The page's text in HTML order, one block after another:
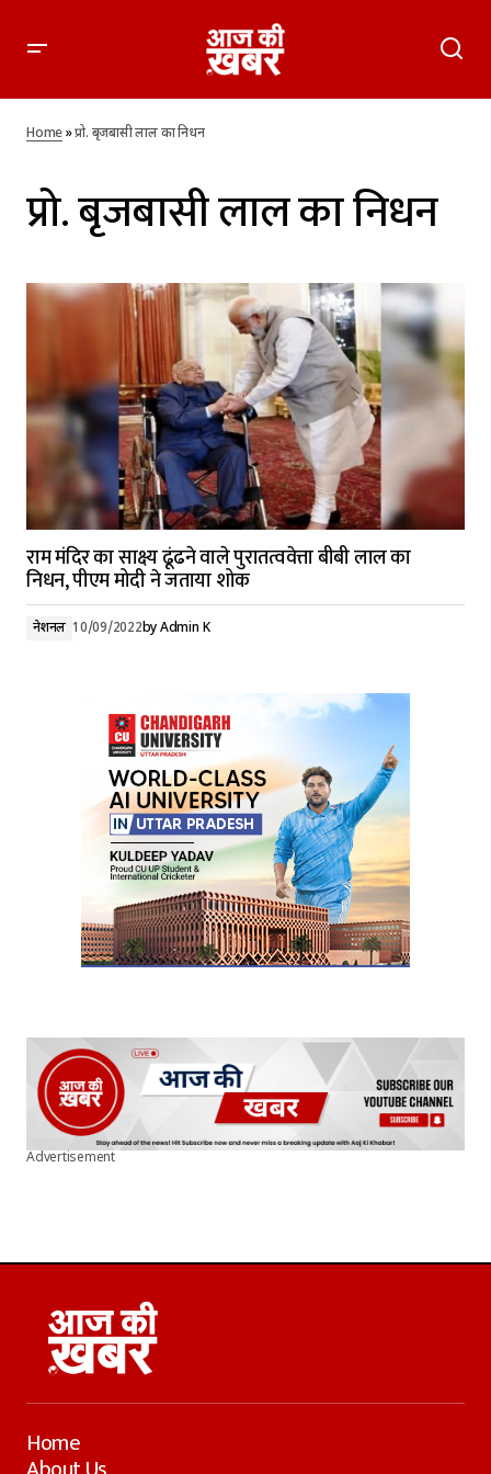
Home»प्रो. बृजबासी लाल का निधन
प्रो. बृजबासी लाल का निधन
राम मंदिर का साक्ष्य ढूंढने वाले पुरातत्ववेत्ता बीबी लाल का
निधन, पीएम मोदी ने जताया शोक
नेशनल 10/09/2022byAdmin K
Advertisement
Home